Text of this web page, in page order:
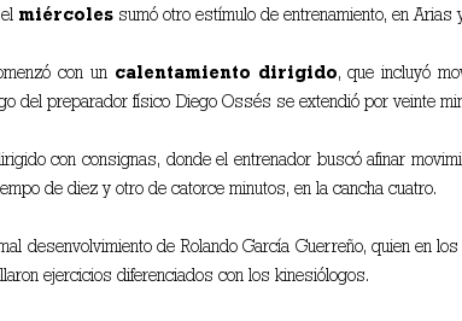
miércoles sumó otro estímulo de entrenamiento, en Arias
con un calentamiento dirigido, que incluyó
del preparador físico Diego Ossés se extendió por veinte
con consignas, donde el entrenador buscó afinar
de diez y otro de catorce minutos, en la cancha cuatro.
desenvolvimiento de Rolando García Guerreño, quien en
ejercicios diferenciados con los kinesiólogos.